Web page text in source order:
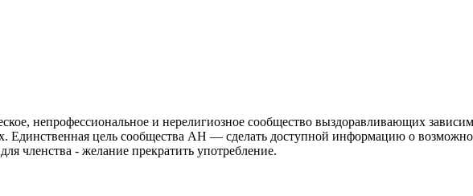
непрофессиональное и нерелигиозное сообщество выздоравливающих
Единственная цель сообщества АН — сделать доступной информацию о
членства - желание прекратить употребление.